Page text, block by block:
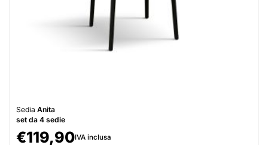
Sedia Anita
set da 4 sedie
€119,90IVA inclusa